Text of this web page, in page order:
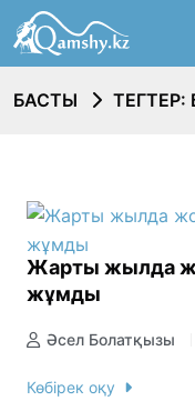
БАСТЫ ТЕГТЕР:
Жарты жылда
жұмды
Әсел Болатқызы
Көбірек оқу